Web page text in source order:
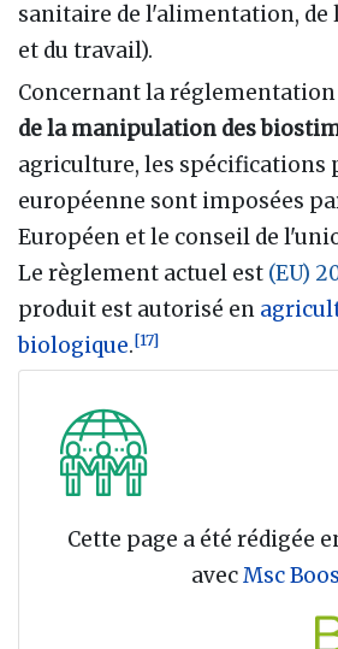
sanitaire de l'alimentation,
et du travail).
Concernant la réglementation
de la manipulation des
agriculture, les spécifications
européenne sont imposées
Européen et le conseil de
Le règlement actuel est (EU)
produit est autorisé en
biologique.[17]
Cette page a été rédigée
avecMsc